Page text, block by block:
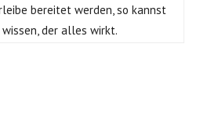
bereitet werden, so kannst
der alles wirkt.